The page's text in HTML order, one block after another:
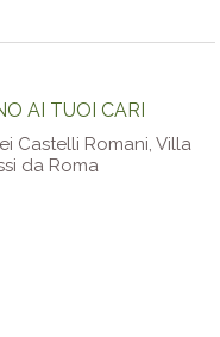
AI TUOI CARI
Castelli Romani, Villa
da Roma